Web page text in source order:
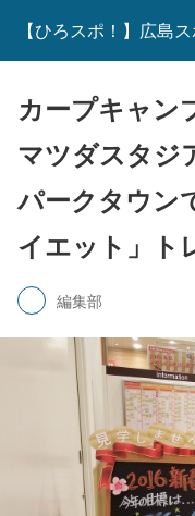
【ひろスポ！】広島
カープキャン
マツダスタジ
パークタウン
イエット」ト
編集部